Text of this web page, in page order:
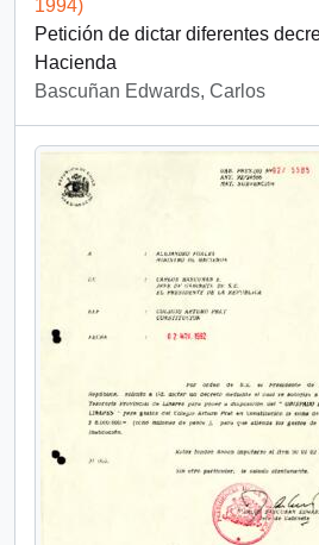
1994)
Petición de dictar diferentes
Hacienda
Bascuñan Edwards, Carlos